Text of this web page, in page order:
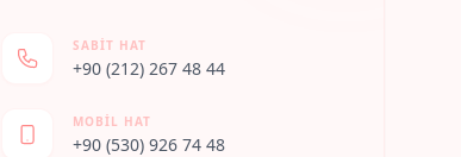
SABIT HAT
+90 (212) 267 48 44
MOBIL HAT
+90 (530) 926 74 48